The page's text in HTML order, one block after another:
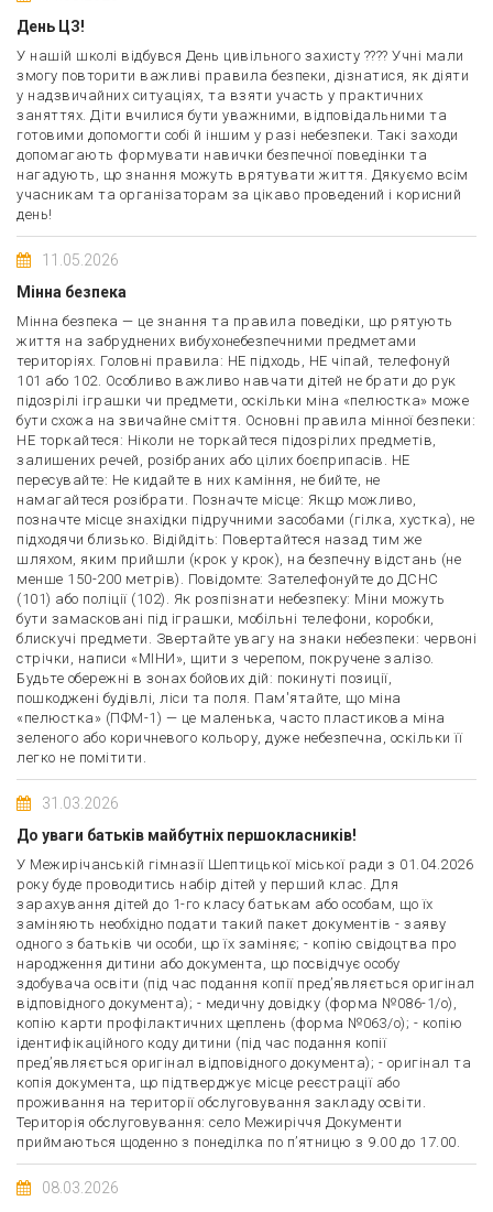
День ЦЗ!
У нашій школі відбувся День цивільного захисту ???? Учні мали
змогу повторити важливі правила безпеки, дізнатися, як діяти
у надзвичайних ситуаціях, та взяти участь у практичних
заняттях. Діти вчилися бути уважними, відповідальними та
готовими допомогти собі й іншим у разі небезпеки. Такі заходи
допомагають формувати навички безпечної поведінки та
нагадують, що знання можуть врятувати життя. Дякуємо всім
учасникам та організаторам за цікаво проведений і корисний
день!
11.05.2026
Мінна безпека
Мінна безпека — це знання та правила поведіки, що рятують
життя на забруднених вибухонебезпечними предметами
територіях. Головні правила: НЕ підходь, НЕ чіпай, телефонуй
101 або 102. Особливо важливо навчати дітей не брати до рук
підозрілі іграшки чи предмети, оскільки міна «пелюстка» може
бути схожа на звичайне сміття. Основні правила мінної безпеки:
НЕ торкайтеся: Ніколи не торкайтеся підозрілих предметів,
залишених речей, розібраних або цілих боєприпасів. НЕ
пересувайте: Не кидайте в них каміння, не бийте, не
намагайтеся розібрати. Позначте місце: Якщо можливо,
позначте місце знахідки підручними засобами (гілка, хустка), не
підходячи близько. Відійдіть: Повертайтеся назад тим же
шляхом, яким прийшли (крок у крок), на безпечну відстань (не
менше 150-200 метрів). Повідомте: Зателефонуйте до ДСНС
(101) або поліції (102). Як розпізнати небезпеку: Міни можуть
бути замасковані під іграшки, мобільні телефони, коробки,
блискучі предмети. Звертайте увагу на знаки небезпеки: червоні
стрічки, написи «МІНИ», щити з черепом, покручене залізо.
Будьте обережні в зонах бойових дій: покинуті позиції,
пошкоджені будівлі, ліси та поля. Пам'ятайте, що міна
«пелюстка» (ПФМ-1) — це маленька, часто пластикова міна
зеленого або коричневого кольору, дуже небезпечна, оскільки її
легко не помітити.
31.03.2026
До уваги батьків майбутніх першокласників!
У Межирічанській гімназії Шептицької міської ради з 01.04.2026
року буде проводитись набір дітей у перший клас. Для
зарахування дітей до 1-го класу батькам або особам, що їх
заміняють необхідно подати такий пакет документів - заяву
одного з батьків чи особи, що їх заміняє; - копію свідоцтва про
народження дитини або документа, що посвідчує особу
здобувача освіти (під час подання копії пред’являється оригінал
відповідного документа); - медичну довідку (форма №086-1/о),
копію карти профілактичних щеплень (форма №063/о); - копію
ідентифікаційного коду дитини (під час подання копії
пред’являється оригінал відповідного документа); - оригінал та
копія документа, що підтверджує місце реєстрації або
проживання на території обслуговування закладу освіти.
Територія обслуговування: село Межиріччя Документи
приймаються щоденно з понеділка по п’ятницю з 9.00 до 17.00.
08.03.2026